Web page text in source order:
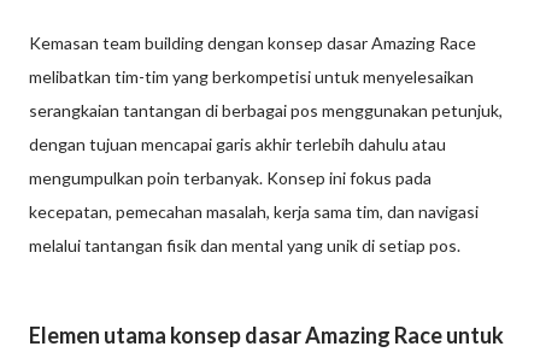
Kemasan team building dengan konsep dasar Amazing Race
melibatkan tim-tim yang berkompetisi untuk menyelesaikan
serangkaian tantangan di berbagai pos menggunakan petunjuk,
dengan tujuan mencapai garis akhir terlebih dahulu atau
mengumpulkan poin terbanyak. Konsep ini fokus pada
kecepatan, pemecahan masalah, kerja sama tim, dan navigasi
melalui tantangan fisik dan mental yang unik di setiap pos.
Elemen utama konsep dasar Amazing Race untuk